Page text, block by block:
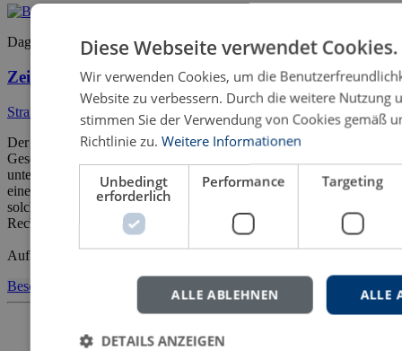
Dagmar Wohlthat
Zeitliche Grenzen des Widerrufs der Strafaussetzung
Strafrecht in Forschung und Praxis
Der Widerruf einer einmal gewährten Strafaussetzung ist nach dem
Gesetzeswortlaut in § 56f Abs. 1 StGB keinen zeitlichen Grenzen
unterworfen. Dennoch bereitet die Frage, wie lange nach Eintreten
eines Widerrufsgrundes bzw. nach Ablauf der Bewährungszeit ein
solcher Aussetzungswiderruf noch ausgesprochen werden darf, der
Rechtspraxis immer wieder erhebliche Schwierigkeiten.
Auf der Grundlage der verschiedenen Lösungsansätze in […]
Beschleunigungsgrundsatz
Strafaussetzung
Diese Webseite verwendet Cookies.
Wir verwenden Cookies, um die
Website zu verbessern. Durch die weitere Nutzung
stimmen Sie der Verwendung von Cookies gemäß
Richtlinie zu. Weitere Informationen
Unbedingt
erforderlich
Performance Targeting
ALLE
ALLE ABLEHNEN
DETAILS ANZEIGEN